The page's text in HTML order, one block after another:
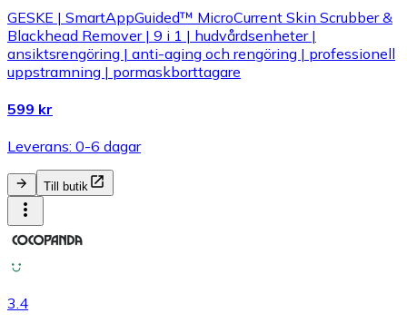
GESKE | SmartAppGuided™ MicroCurrent Skin Scrubber &
Blackhead Remover | 9 i 1 | hudvårdsenheter |
ansiktsrengöring | anti-aging och rengöring | professionell
uppstramning | pormaskborttagare
599 kr
Leverans: 0-6 dagar
Till butik
3.4